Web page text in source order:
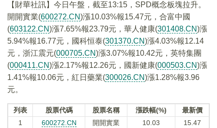
【財華社訊】今日午盤，截至13:15，SPD概念板塊拉升。
開開實業(600272.CN)漲10.03%報15.47元，合富中國
(603122.CN)漲7.65%報23.79元，華人健康(301408.CN)漲
5.94%報16.77元，國科恒泰(301370.CN)漲4.03%報12.14
元，浙江震元(000705.CN)漲3.07%報10.42元，英特集團
(000411.CN)漲2.17%報12.26元，國新健康(000503.CN)漲
1.41%報10.06元，紅日藥業(300026.CN)漲1.28%報3.96
元。
列表 股票代碼 股票名稱 漲跌幅(%)
最新價
1
600272.CN 開開實業 10.03
15.47